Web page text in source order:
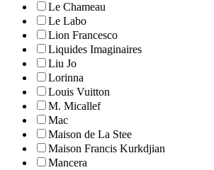
Le Chameau
Le Labo
Lion Francesco
Liquides Imaginaires
Liu Jo
Lorinna
Louis Vuitton
M. Micallef
Mac
Maison de La Stee
Maison Francis Kurkdjian
Mancera